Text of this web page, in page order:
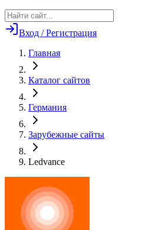
Вход / Регистрация
Главная
Каталог сайтов
Германия
Зарубежные сайты
Ledvance